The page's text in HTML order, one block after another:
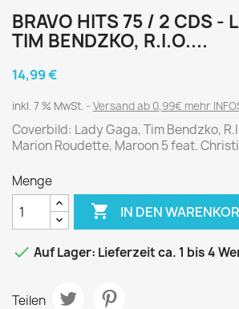
BRAVO HITS 75 / 2 CDS -
TIM BENDZKO, R.I.O....
14,99 €
inkl. 7 % MwSt. Versand ab 0,99€ mehr
Coverbild: Lady Gaga, Tim Bendzko,
Marion Roudette, Maroon 5 feat.
Menge
 IN DEN
 Auf Lager: Lieferzeit ca. 1 bis 4
Teilen